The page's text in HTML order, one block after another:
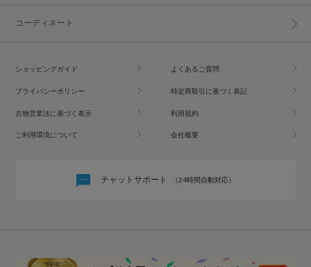
コーディネート
ショッピングガイド よくあるご質問
プライバシーポリシー 特定商取引に基づく表記
古物営業法に基づく表示 利用規約
ご利用環境について 会社概要
チャットサポート （24時間自動対応）